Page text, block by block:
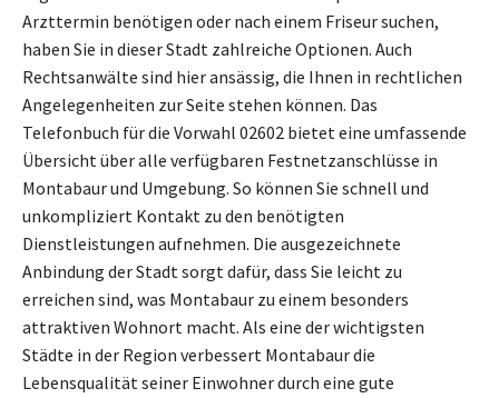
Arzttermin benötigen oder nach einem Friseur suchen,
haben Sie in dieser Stadt zahlreiche Optionen. Auch
Rechtsanwälte sind hier ansässig, die Ihnen in rechtlichen
Angelegenheiten zur Seite stehen können. Das
Telefonbuch für die Vorwahl 02602 bietet eine umfassende
Übersicht über alle verfügbaren Festnetzanschlüsse in
Montabaur und Umgebung. So können Sie schnell und
unkompliziert Kontakt zu den benötigten
Dienstleistungen aufnehmen. Die ausgezeichnete
Anbindung der Stadt sorgt dafür, dass Sie leicht zu
erreichen sind, was Montabaur zu einem besonders
attraktiven Wohnort macht. Als eine der wichtigsten
Städte in der Region verbessert Montabaur die
Lebensqualität seiner Einwohner durch eine gute